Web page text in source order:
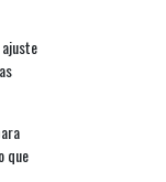
que